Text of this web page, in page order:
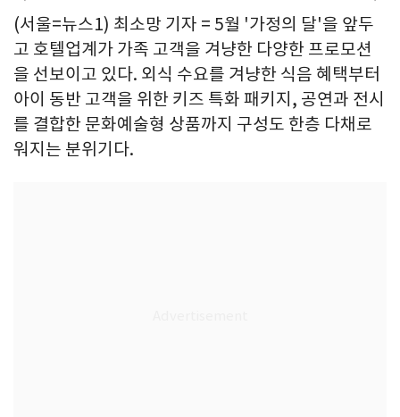
(서울=뉴스1) 최소망 기자 = 5월 '가정의 달'을 앞두
고 호텔업계가 가족 고객을 겨냥한 다양한 프로모션
을 선보이고 있다. 외식 수요를 겨냥한 식음 혜택부터
아이 동반 고객을 위한 키즈 특화 패키지, 공연과 전시
를 결합한 문화예술형 상품까지 구성도 한층 다채로
워지는 분위기다.